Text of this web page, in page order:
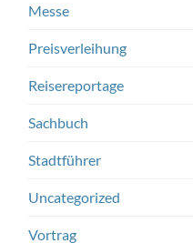
Messe
Preisverleihung
Reisereportage
Sachbuch
Stadtführer
Uncategorized
Vortrag